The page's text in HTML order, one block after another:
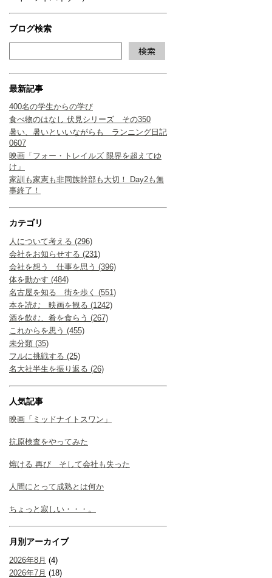
ブログ検索
最新記事
400名の学生からの学び
食べ物のはなし 伏見シリーズ その350
暑い、暑いといいながらも ランニング日記
0607
映画「フォー・トレイルズ 限界を超えてゆ
け」
家訓も家憲も非同族幹部も大切！ Day2も無
事終了！
カテゴリ
人について考える (296)
会社をお知らせする (231)
会社を想う 仕事を思う (396)
体を動かす (484)
名古屋を知る 街を歩く (551)
本を読む 映画を観る (1242)
酒を飲む、肴を食らう (267)
これからを思う (455)
未分類 (35)
フルに挑戦する (25)
名大社半生を振り返る (26)
人気記事
映画「ミッドナイトスワン」
抗原検査をやってみた
熔ける 再び そして会社も失った
人間にとって成熟とは何か
ちょっと寂しい・・・。
月別アーカイブ
2026年8月 (4)
2026年7月 (18)